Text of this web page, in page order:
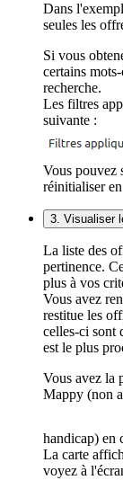
Dans
seules les
Si vous
certains
recherche.
Les filtres
suivante :
Vous pouvez
réinitialiser
3. Visualiser
La liste des
pertinence.
plus à vos
Vous avez
restitue les
celles-ci sont
est le plus
Vous avez la
Mappy (non
handicap) en
La carte
voyez à